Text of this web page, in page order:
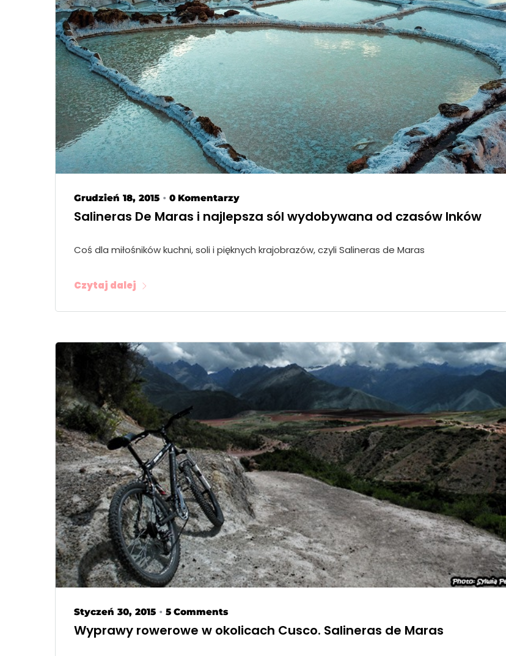
Grudzień 18, 2015 • 0 Komentarzy
Salineras De Maras i najlepsza sól wydobywana od czasów Inków
Coś dla miłośników kuchni, soli i pięknych krajobrazów, czyli Salineras de Maras
Czytaj dalej
Styczeń 30, 2015 • 5 Comments
Wyprawy rowerowe w okolicach Cusco. Salineras de Maras